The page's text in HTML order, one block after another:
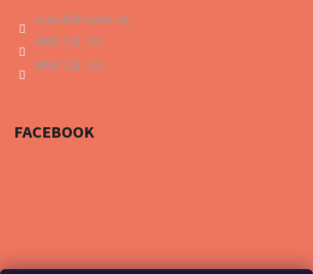
mareti@mareti.sk
0903 721 722
0903 721 722
FACEBOOK